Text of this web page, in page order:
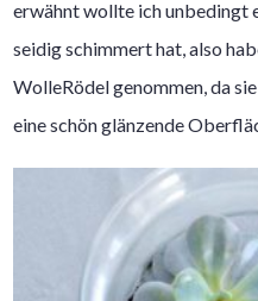
erwähnt wollte ich unbedingt
seidig schimmert hat, also
WolleRödel genommen, da
eine schön glänzende